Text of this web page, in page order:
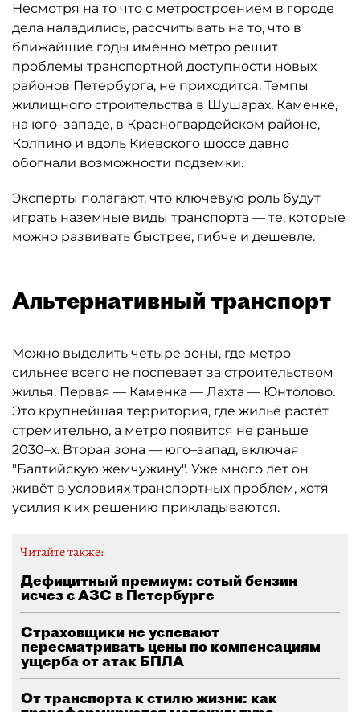
Несмотря на то что с метростроением в городе
дела наладились, рассчитывать на то, что в
ближайшие годы именно метро решит
проблемы транспортной доступности новых
районов Петербурга, не приходится. Темпы
жилищного строительства в Шушарах, Каменке,
на юго–западе, в Красногвардейском районе,
Колпино и вдоль Киевского шоссе давно
обогнали возможности подземки.
Эксперты полагают, что ключевую роль будут
играть наземные виды транспорта — те, которые
можно развивать быстрее, гибче и дешевле.
Альтернативный транспорт
Можно выделить четыре зоны, где метро
сильнее всего не поспевает за строительством
жилья. Первая — Каменка — Лахта — Юнтолово.
Это крупнейшая территория, где жильё растёт
стремительно, а метро появится не раньше
2030–х. Вторая зона — юго–запад, включая
"Балтийскую жемчужину". Уже много лет он
живёт в условиях транспортных проблем, хотя
усилия к их решению прикладываются.
Читайте также:
Дефицитный премиум: сотый бензин
исчез с АЗС в Петербурге
Страховщики не успевают
пересматривать цены по компенсациям
ущерба от атак БПЛА
От транспорта к стилю жизни: как